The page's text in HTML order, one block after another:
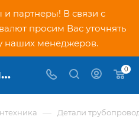
партнеры! В связи с
просим Вас уточнять
наших менеджеров.
Муфта соединительная ДРК Viking Johnson UltraGrip ДУ 300 (315-356 мм) - купить по низкой цене в Москве, интернет-магазин PNDtech.ru 0
— Детали